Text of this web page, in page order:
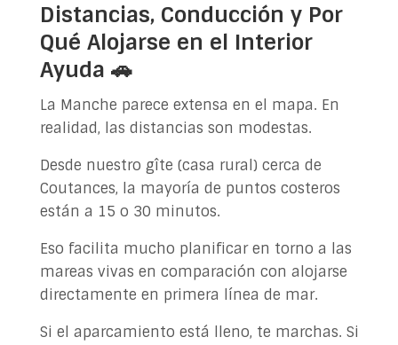
Distancias, Conducción y Por
Qué Alojarse en el Interior
Ayuda 🚗
La Manche parece extensa en el mapa. En
realidad, las distancias son modestas.
Desde nuestro gîte (casa rural) cerca de
Coutances, la mayoría de puntos costeros
están a 15 o 30 minutos.
Eso facilita mucho planificar en torno a las
mareas vivas en comparación con alojarse
directamente en primera línea de mar.
Si el aparcamiento está lleno, te marchas. Si